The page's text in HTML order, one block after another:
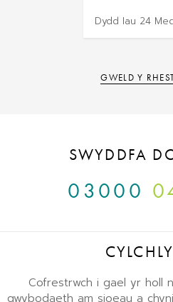
Dydd Iau 24
GWELD Y
SWYDDFA
03000
Cofrestrwch i gael yr holl
gwybodaeth am sioeau a